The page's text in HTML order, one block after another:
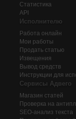
Статистика
API
Исполнителю
Работа онлайн
Мои работы
Продать статью
Извещения
Вывод средств
Инструкции для
Сервисы Адвего
Магазин статей
Проверка на
SEO-анализ текста